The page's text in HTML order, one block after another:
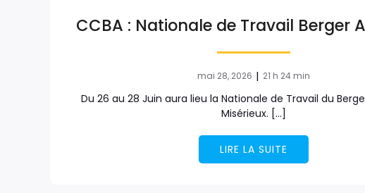
CCBA : Nationale de Travail Berger
mai 28, 2026 | 21 h 24 min
Du 26 au 28 Juin aura lieu la Nationale de Travail du
Misérieux. […]
LIRE LA SUITE